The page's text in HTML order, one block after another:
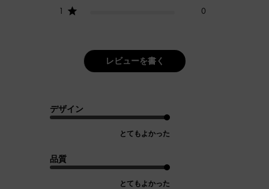
1
0
レビューを書く
デザイン
とてもよかった
品質
とてもよかった